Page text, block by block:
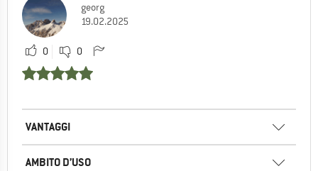
georg
19.02.2025
0 0
VANTAGGI
AMBITO D’USO